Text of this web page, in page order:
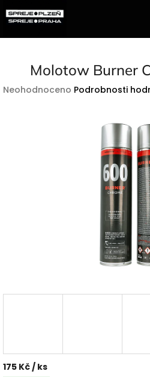
na
Molotow Burner
Průměrné
Neohodnoceno Podrobnosti
175 Kč / ks